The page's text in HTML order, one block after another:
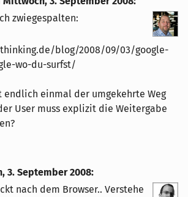
zwiegespalten:
blog/2008/09/03/google-
wo-du-surfst/
endlich einmal der umgekehrte Weg
User muss explizit die Weitergabe
3. September 2008:
nach dem Browser.. Verstehe